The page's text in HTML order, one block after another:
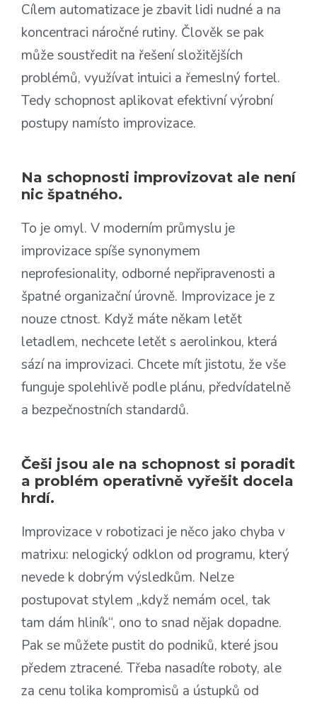
Cílem automatizace je zbavit lidi nudné a na
koncentraci náročné rutiny. Člověk se pak
může soustředit na řešení složitějších
problémů, využívat intuici a řemeslný fortel.
Tedy schopnost aplikovat efektivní výrobní
postupy namísto improvizace.
Na schopnosti improvizovat ale není
nic špatného.
To je omyl. V moderním průmyslu je
improvizace spíše synonymem
neprofesionality, odborné nepřipravenosti a
špatné organizační úrovně. Improvizace je z
nouze ctnost. Když máte někam letět
letadlem, nechcete letět s aerolinkou, která
sází na improvizaci. Chcete mít jistotu, že vše
funguje spolehlivě podle plánu, předvídatelně
a bezpečnostních standardů.
Češi jsou ale na schopnost si poradit
a problém operativně vyřešit docela
hrdí.
Improvizace v robotizaci je něco jako chyba v
matrixu: nelogický odklon od programu, který
nevede k dobrým výsledkům. Nelze
postupovat stylem „když nemám ocel, tak
tam dám hliník“, ono to snad nějak dopadne.
Pak se můžete pustit do podniků, které jsou
předem ztracené. Třeba nasadíte roboty, ale
za cenu tolika kompromisů a ústupků od